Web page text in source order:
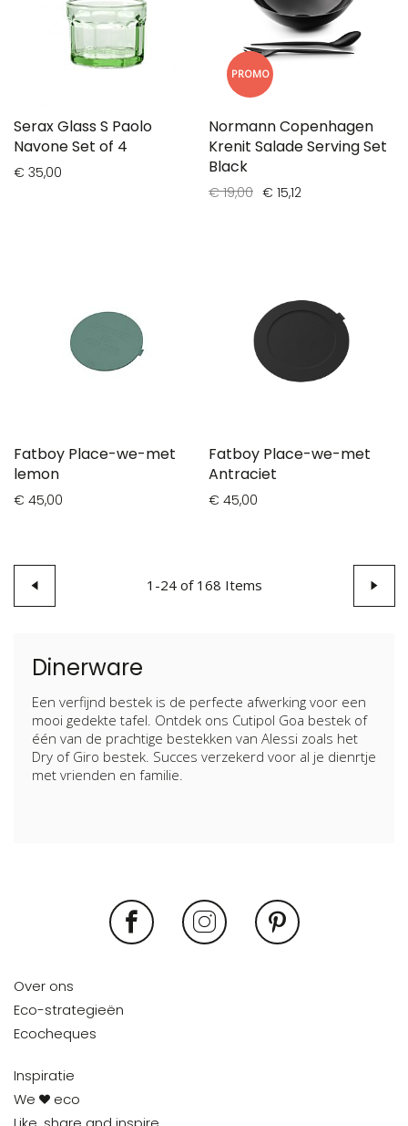
Serax Glass S Paolo
Navone Set of 4
€ 35,00
PROMO
Normann Copenhagen
Krenit Salade Serving Set
Black
€ 15,12
€ 19,00
Fatboy Place-we-met
lemon
€ 45,00
Fatboy Place-we-met
Antraciet
€ 45,00
Pagina
1 -24of 168 Items
Dinerware
Een verfijnd bestek is de perfecte afwerking voor een
mooi gedekte tafel. Ontdek ons Cutipol Goa bestek of
één van de prachtige bestekken van Alessi zoals het
Dry of Giro bestek. Succes verzekerd voor al je dienrtje
met vrienden en familie.
Over ons
Eco-strategieën
Ecocheques
Inspiratie
We
eco